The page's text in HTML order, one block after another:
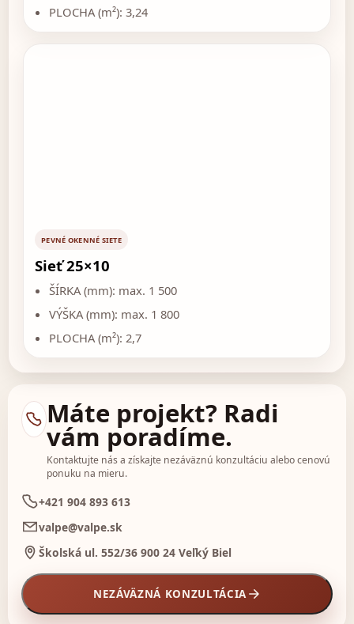
PLOCHA (m²): 3,24
PEVNÉ OKENNÉ SIETE
Sieť 25×10
ŠÍRKA (mm): max. 1 500
VÝŠKA (mm): max. 1 800
PLOCHA (m²): 2,7
Máte projekt? Radi
vám poradíme.
Kontaktujte nás a získajte nezáväznú konzultáciu alebo cenovú
ponuku na mieru.
+421 904 893 613
valpe@valpe.sk
Školská ul. 552/36 900 24 Veľký Biel
NEZÁVÄZNÁ KONZULTÁCIA